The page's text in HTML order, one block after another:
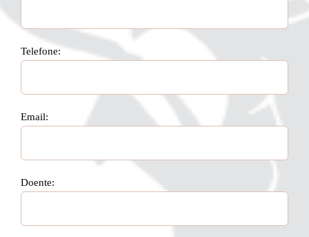
Telefone:
Email:
Doente: